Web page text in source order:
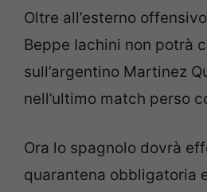
Oltre all’esterno
Beppe Iachini non potrà
sull’argentino Martinez
nell’ultimo match perso
Ora lo spagnolo dovrà
quarantena obbligatoria